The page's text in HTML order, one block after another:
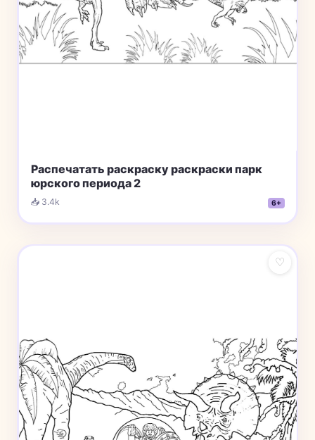
Распечатать раскраску раскраски парк
юрского периода 2
📥 3.4k 6+
♡